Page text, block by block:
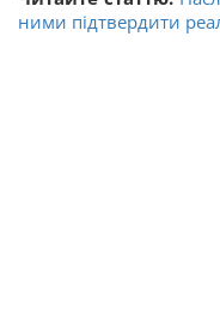
ними підтвердити